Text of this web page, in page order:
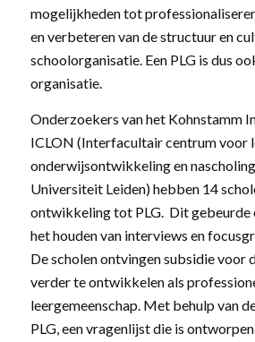
mogelijkheden tot
en verbeteren van de structuur en
schoolorganisatie. Een PLG is dus
organisatie.
Onderzoekers van het Kohnstamm
ICLON (Interfacultair centrum voor
onderwijsontwikkeling en
Universiteit Leiden) hebben 14
ontwikkeling tot PLG. Dit gebeurde
het houden van interviews en
De scholen ontvingen subsidie voor
verder te ontwikkelen als
leergemeenschap. Met behulp van
PLG, een vragenlijst die is